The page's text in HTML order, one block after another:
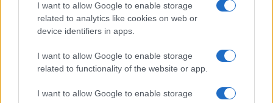
I want to allow Google to enable storage
related to analytics like cookies on web or
device identifiers in apps.
I want to allow Google to enable storage
related to functionality of the website or app.
I want to allow Google to enable storage
Hakuna Matata Riccioneè anche ristorante e si
trova in Viale Gabriele D’Annunzio spiaggia 138.